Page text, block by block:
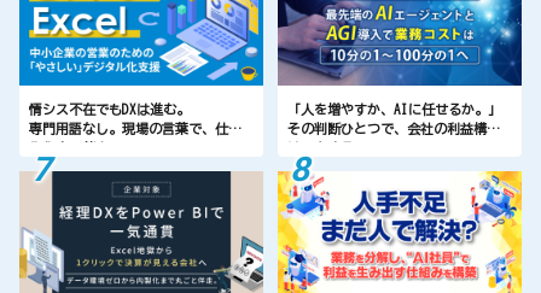
情シス不在でもDXは進む。
専門用語なし。現場の言葉で、仕組
「人を増やすか、AIに任せるか。」
その判断ひとつで、会社の利益構造
次の勝者は、“導入した企業”だけ
です。
7 8